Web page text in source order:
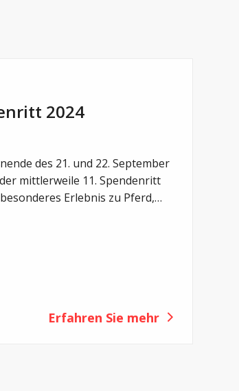
2024
des 21. und 22. September
mittlerweile 11. Spendenritt
Erlebnis zu Pferd,
Erfahren Sie mehr